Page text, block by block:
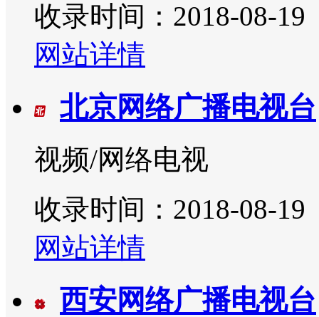
收录时间：2018-08-19
网站详情
北京网络广播电视台
视频/网络电视
收录时间：2018-08-19
网站详情
西安网络广播电视台